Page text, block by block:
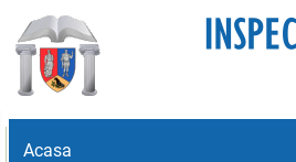
Acasa